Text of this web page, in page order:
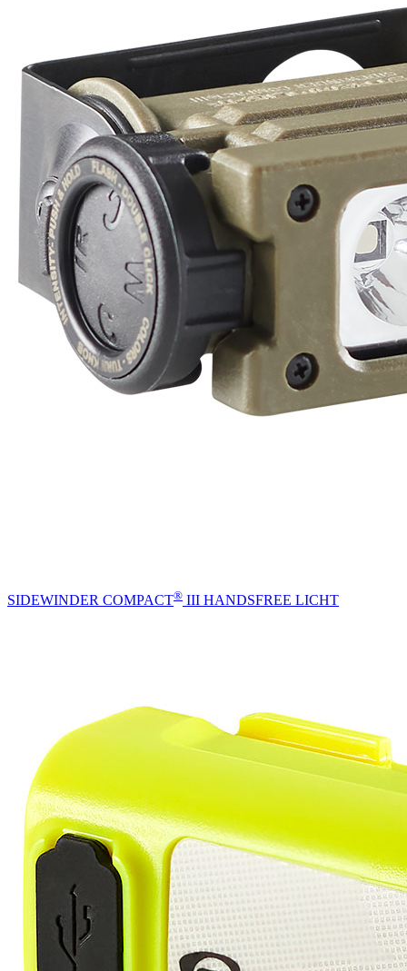
SIDEWINDER COMPACT® III HANDSFREE LICHT